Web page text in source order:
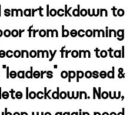
smart lockdown to
from becoming
from total
opposed &
lockdown. Now,